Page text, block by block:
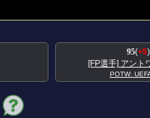
95(+5)
[FP選手] アント
POTW: